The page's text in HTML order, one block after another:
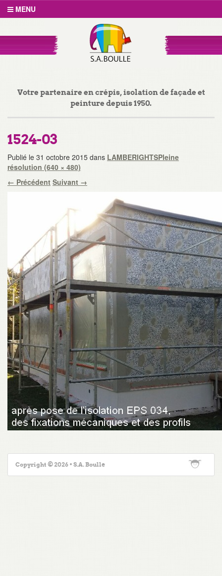
MENU
Votre partenaire en crépis, isolation de façade et
peinture depuis 1950.
1524-03
Publié le 31 octobre 2015 dans LAMBERIGHTSPleine
résolution (640 × 480)
← Précédent Suivant →
Copyright © 2026 • S.A. Boulle